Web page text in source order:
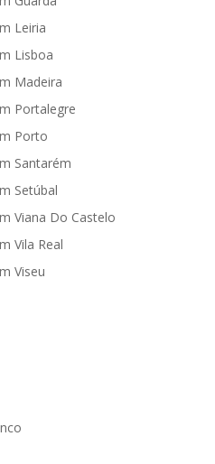
Leiria
Lisboa
Madeira
Portalegre
Porto
Santarém
Setúbal
Viana Do Castelo
Vila Real
Viseu